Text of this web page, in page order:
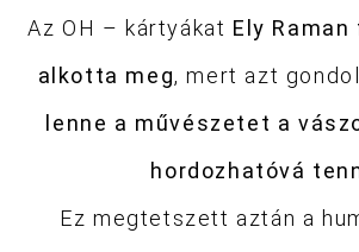
Az OH – kártyákat Ely
alkotta meg, mert azt
lenne a művészetet a
hordozhatóvá
Ez megtetszett aztán a